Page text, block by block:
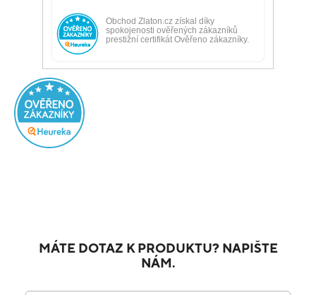
MÁTE DOTAZ K PRODUKTU? NAPIŠTE
NÁM.